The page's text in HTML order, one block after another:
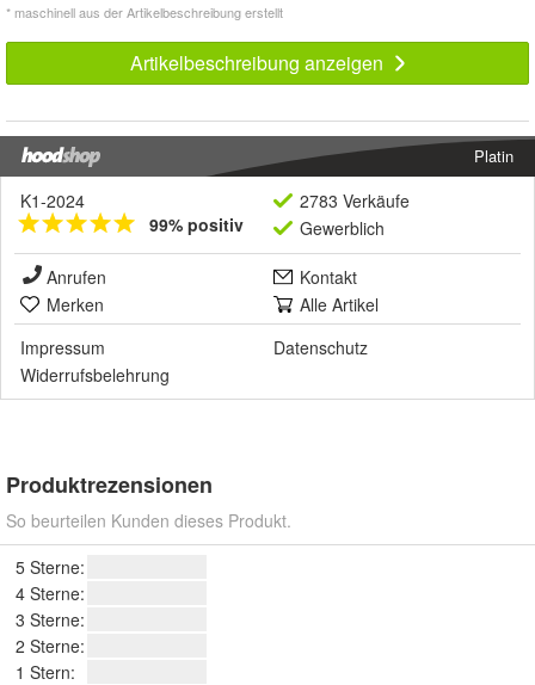
* maschinell aus der Artikelbeschreibung erstellt
Artikelbeschreibung anzeigen
Platin
K1-2024
99% positiv
2783 Verkäufe
Gewerblich
Anrufen
Kontakt
Merken
Alle Artikel
Impressum
Datenschutz
Widerrufsbelehrung
Produktrezensionen
So beurteilen Kunden dieses Produkt.
5 Sterne:
4 Sterne:
3 Sterne:
2 Sterne:
1 Stern: